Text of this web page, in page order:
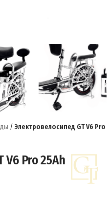
/ Электровелосипед GT V6 Pro
V6 Pro 25Ah